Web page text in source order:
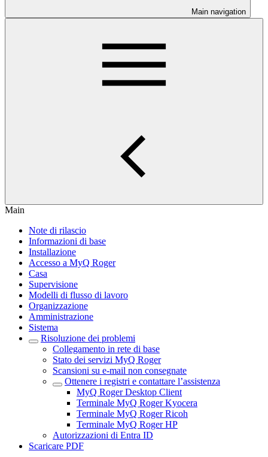
Main navigation
Main
Note di rilascio
Informazioni di base
Installazione
Accesso a MyQ Roger
Casa
Supervisione
Modelli di flusso di lavoro
Organizzazione
Amministrazione
Sistema
Risoluzione dei problemi
Collegamento in rete di base
Stato dei servizi MyQ Roger
Scansioni su e-mail non consegnate
Ottenere i registri e contattare l’assistenza
MyQ Roger Desktop Client
Terminale MyQ Roger Kyocera
Terminale MyQ Roger Ricoh
Terminale MyQ Roger HP
Autorizzazioni di Entra ID
Scaricare PDF